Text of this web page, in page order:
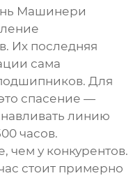
Машинери
Их последняя
сама
Для
спасение —
линию
часов.
чем у конкурентов.
стоит примерно